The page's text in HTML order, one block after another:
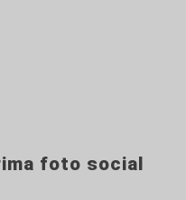
foto social